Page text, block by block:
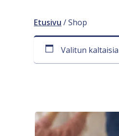
Etusivu / Shop
Valitun